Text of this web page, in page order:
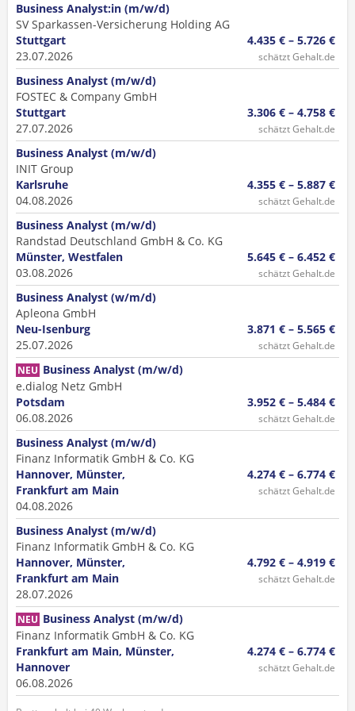
Business Analyst:in (m/w/d)
SV Sparkassen-Versicherung Holding AG
Stuttgart
23.07.2026
4.435 € – 5.726 €
schätzt Gehalt.de
Business Analyst (m/w/d)
FOSTEC & Company GmbH
Stuttgart
27.07.2026
3.306 € – 4.758 €
schätzt Gehalt.de
Business Analyst (m/w/d)
INIT Group
Karlsruhe
04.08.2026
4.355 € – 5.887 €
schätzt Gehalt.de
Business Analyst (m/w/d)
Randstad Deutschland GmbH & Co. KG
Münster, Westfalen
03.08.2026
5.645 € – 6.452 €
schätzt Gehalt.de
Business Analyst (w/m/d)
Apleona GmbH
Neu-Isenburg
25.07.2026
3.871 € – 5.565 €
schätzt Gehalt.de
NEU Business Analyst (m/w/d)
e.dialog Netz GmbH
Potsdam
06.08.2026
3.952 € – 5.484 €
schätzt Gehalt.de
Business Analyst (m/w/d)
Finanz Informatik GmbH & Co. KG
Hannover, Münster,
Frankfurt am Main
04.08.2026
4.274 € – 6.774 €
schätzt Gehalt.de
Business Analyst (m/w/d)
Finanz Informatik GmbH & Co. KG
Hannover, Münster,
Frankfurt am Main
28.07.2026
4.792 € – 4.919 €
schätzt Gehalt.de
NEU Business Analyst (m/w/d)
Finanz Informatik GmbH & Co. KG
Frankfurt am Main, Münster,
Hannover
06.08.2026
4.274 € – 6.774 €
schätzt Gehalt.de